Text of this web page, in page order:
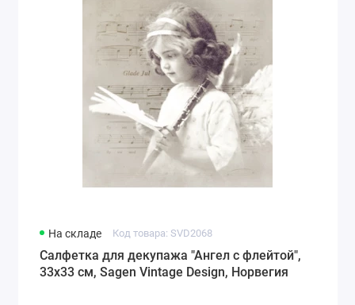
Города мира, путешествия (78)
Морская тематика (66)
Любовь, свадьба (74)
Разное (63)
Детство, игрушки, рисунки для детей (118)
На складе Код товара: SVD2068
Салфетка для декупажа "Ангел с флейтой",
33х33 см, Sagen Vintage Design, Норвегия